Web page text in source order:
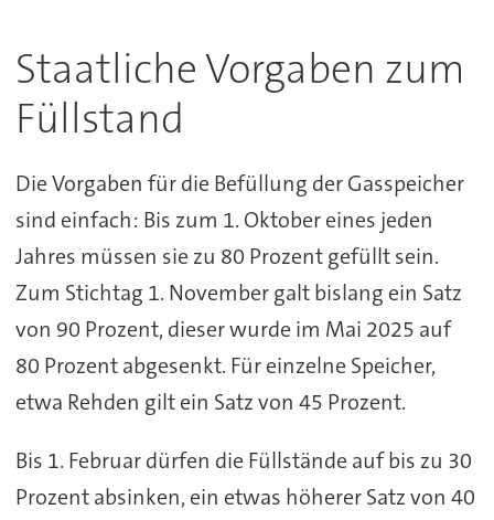
Staatliche Vorgaben zum
Füllstand
Die Vorgaben für die Befüllung der Gasspeicher
sind einfach: Bis zum 1. Oktober eines jeden
Jahres müssen sie zu 80 Prozent gefüllt sein.
Zum Stichtag 1. November galt bislang ein Satz
von 90 Prozent, dieser wurde im Mai 2025 auf
80 Prozent abgesenkt. Für einzelne Speicher,
etwa Rehden gilt ein Satz von 45 Prozent.
Bis 1. Februar dürfen die Füllstände auf bis zu 30
Prozent absinken, ein etwas höherer Satz von 40